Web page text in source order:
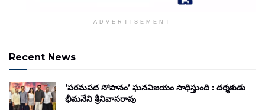
ADVERTISEMENT
Recent News
‘పరమపద సోపానం’ ఘనవిజయం సాధిస్తుంది : దర్శకుడు
భీమనేని శ్రీనివాసరావు